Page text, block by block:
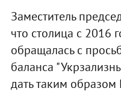
Заместитель
что столица с 2016
обращалась с
баланса
дать таким образом